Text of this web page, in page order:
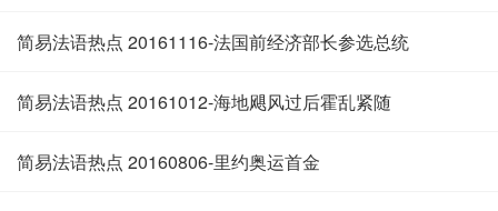
简易法语热点 20161116-法国前经济部长参选总统
简易法语热点 20161012-海地飓风过后霍乱紧随
简易法语热点 20160806-里约奥运首金